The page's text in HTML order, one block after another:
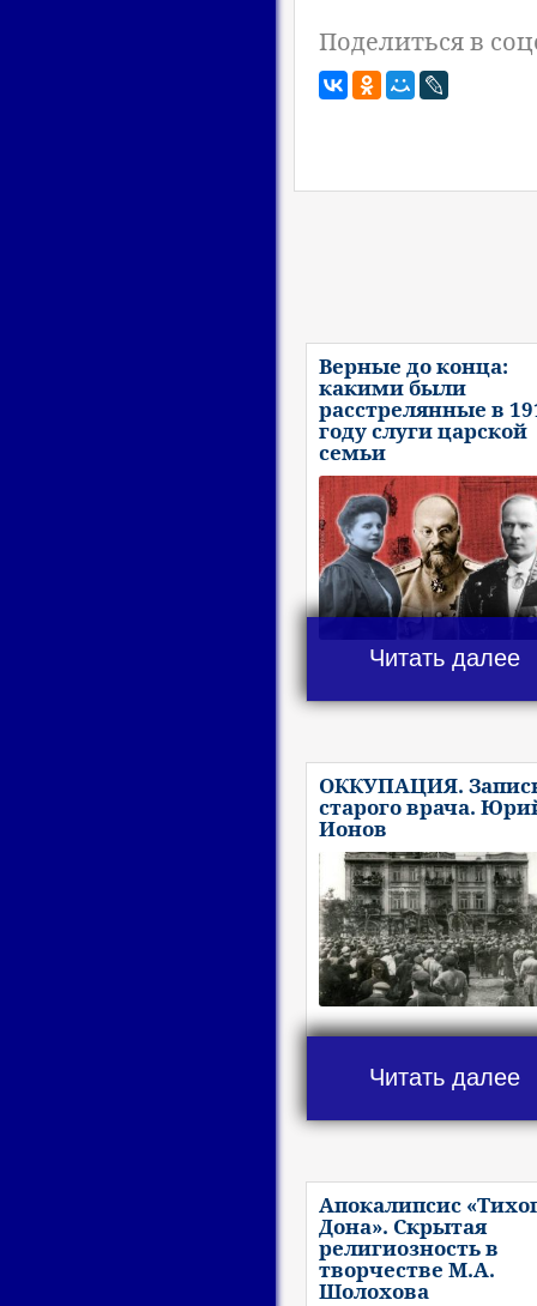
Поделиться в
Верные до конца:
какими были
расстрелянные в
году слуги царской
семьи
Читать далее
ОККУПАЦИЯ.
старого врача.
Ионов
Читать далее
Апокалипсис
Дона». Скрытая
религиозность в
творчестве М.А.
Шолохова